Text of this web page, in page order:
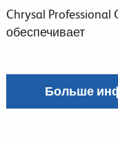
Chrysal Professional
обеспечивает
Больше